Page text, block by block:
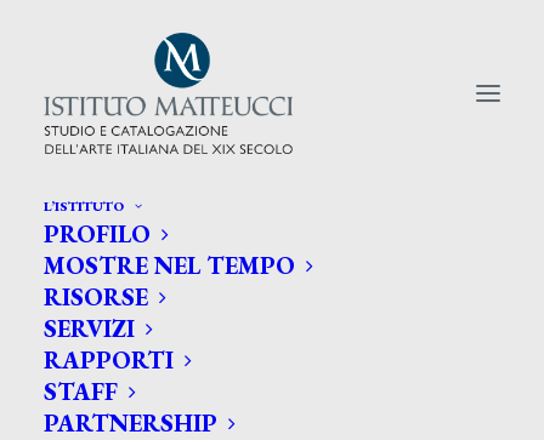
L’ISTITUTO
PROFILO
MOSTRE NEL TEMPO
RISORSE
SERVIZI
RAPPORTI
STAFF
PARTNERSHIP
CERCA TRA GLI ARTISTI:
Search
for: